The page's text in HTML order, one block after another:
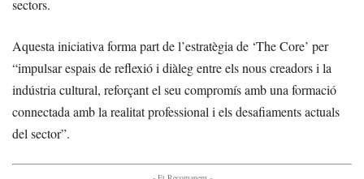
sectors.
Aquesta iniciativa forma part de l’estratègia de ‘The Core’ per
“impulsar espais de reflexió i diàleg entre els nous creadors i la
indústria cultural, reforçant el seu compromís amb una formació
connectada amb la realitat professional i els desafiaments actuals
del sector”.